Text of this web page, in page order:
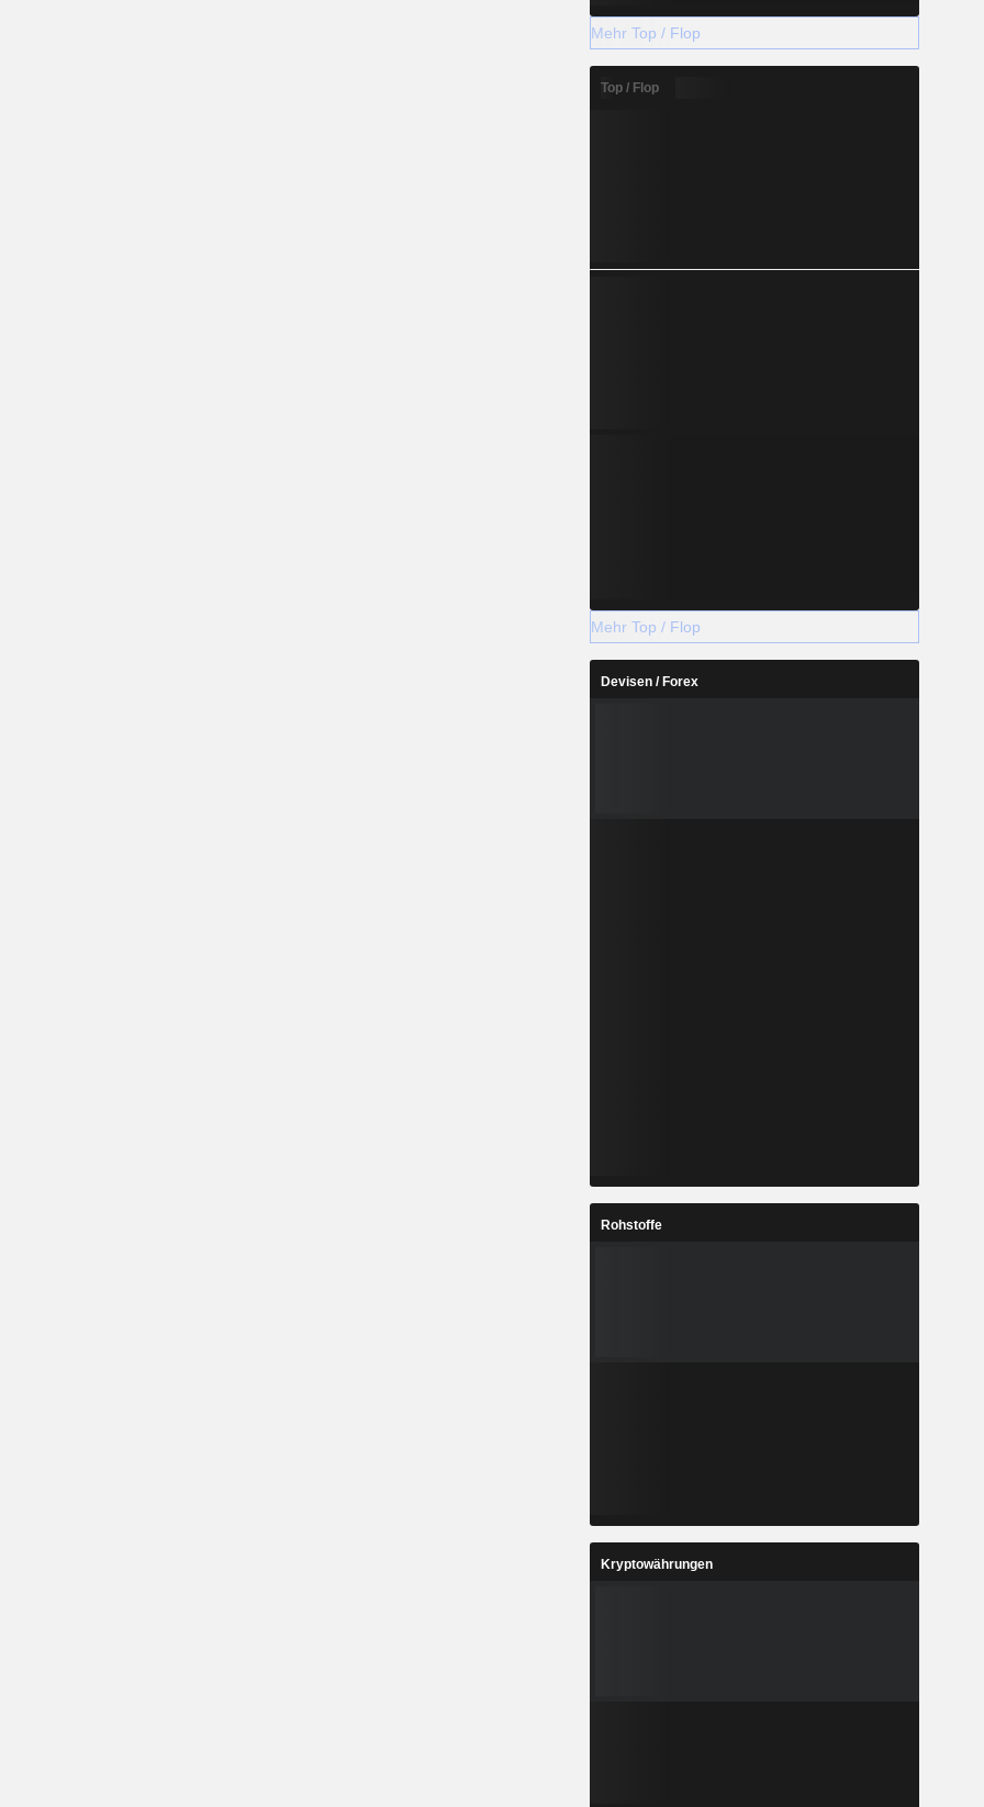
Mehr Top / Flop
Top / Flop
Mehr Top / Flop
Devisen / Forex
Rohstoffe
Kryptowährungen